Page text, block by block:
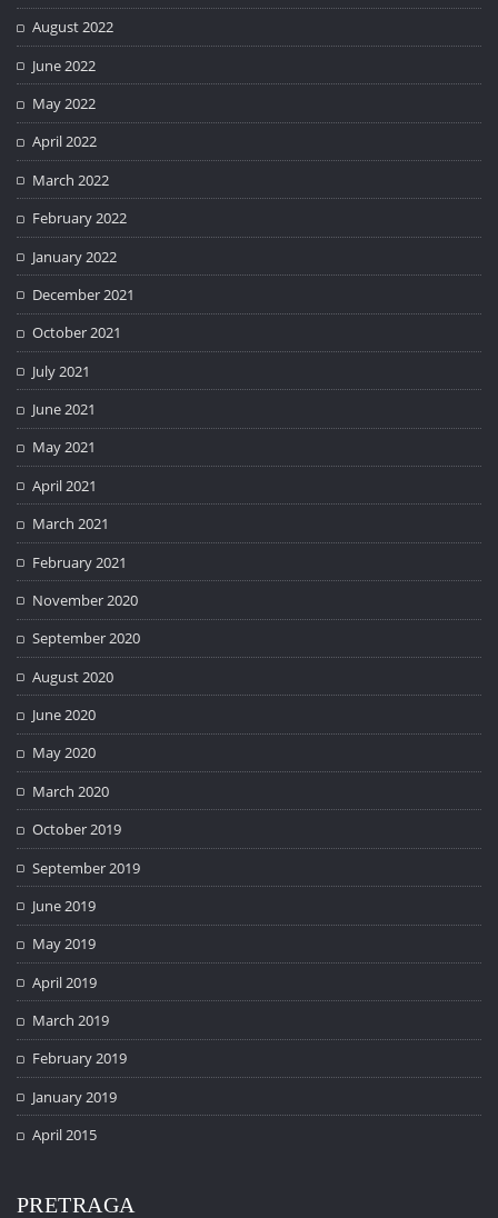
August 2022
June 2022
May 2022
April 2022
March 2022
February 2022
January 2022
December 2021
October 2021
July 2021
June 2021
May 2021
April 2021
March 2021
February 2021
November 2020
September 2020
August 2020
June 2020
May 2020
March 2020
October 2019
September 2019
June 2019
May 2019
April 2019
March 2019
February 2019
January 2019
April 2015
PRETRAGA